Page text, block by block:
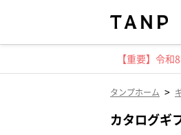
【重要】令
タンプホーム >
カタログギ